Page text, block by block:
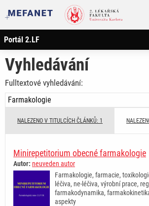
Portál 2.LF
Vyhledávání
Fulltextové vyhledávání:
NALEZENO V TITULCÍCH ČLÁNKŮ: 1
Minirepetitorium obecné farmakologie
Autor: neuveden autor
Farmakologie, farmacie,
léčiva, ne-léčiva, výrobní prace,
farmakodynamika,
aspekty